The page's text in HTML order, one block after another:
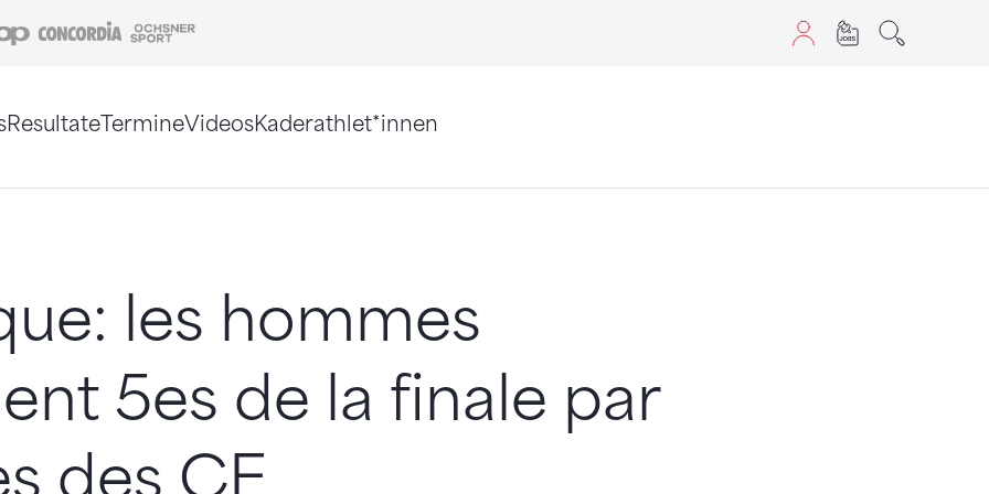
Coop Concordia
ResultateTermineVideosKaderathlet*innen
les hommes
5es de la finale par
des CE